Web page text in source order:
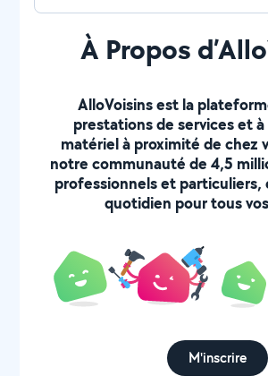
À Propos
AlloVoisins est la
prestations de services et
matériel à proximité de chez
notre communauté de 4,5
professionnels et
quotidien pour tous
M'inscrire